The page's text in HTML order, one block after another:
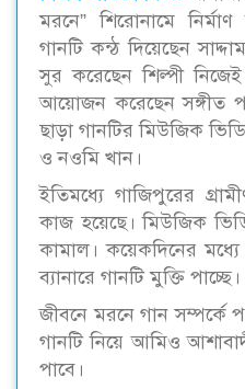
মরনে” শিরোনামে
গানটি কন্ঠ দিয়েছেন
সুর করেছেন শিল্পী
আয়োজন করেছেন সঙ্গীত
ছাড়া গানটির মিউজিক
ও নওমি খান।
ইতিমধ্যে গাজিপুরের
কাজ হয়েছে। মিউজিক
কামাল। কয়েকদিনের মধ্যে
ব্যানারে গানটি মুক্তি পাচ্ছে।
জীবনে মরনে গান সম্পর্কে
গানটি নিয়ে আমিও
পাবে।